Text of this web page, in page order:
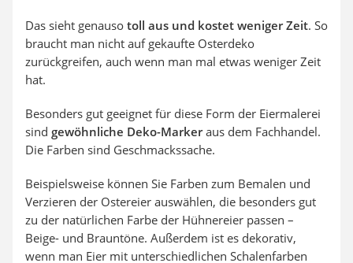
Das sieht genauso toll aus und kostet weniger Zeit. So
braucht man nicht auf gekaufte Osterdeko
zurückgreifen, auch wenn man mal etwas weniger Zeit
hat.
Besonders gut geeignet für diese Form der Eiermalerei
sind gewöhnliche Deko-Markeraus dem Fachhandel.
Die Farben sind Geschmackssache.
Beispielsweise können Sie Farben zum Bemalen und
Verzieren der Ostereier auswählen, die besonders gut
zu der natürlichen Farbe der Hühnereier passen –
Beige- und Brauntöne. Außerdem ist es dekorativ,
wenn man Eier mit unterschiedlichen Schalenfarben